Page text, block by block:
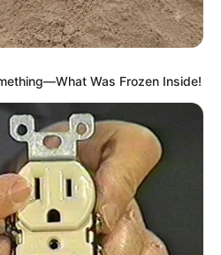
Was Frozen Inside!